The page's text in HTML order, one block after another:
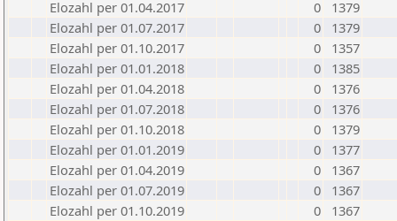
Elozahl per 01.04.2017
0
1379
Elozahl per 01.07.2017
0
1379
Elozahl per 01.10.2017
0
1357
Elozahl per 01.01.2018
0
1385
Elozahl per 01.04.2018
0
1376
Elozahl per 01.07.2018
0
1376
Elozahl per 01.10.2018
0
1379
Elozahl per 01.01.2019
0
1377
Elozahl per 01.04.2019
0
1367
Elozahl per 01.07.2019
0
1367
Elozahl per 01.10.2019
0
1367